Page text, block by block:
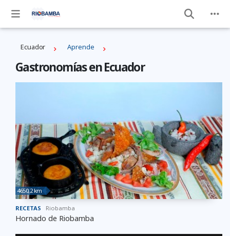
Ecuador Aprende
Gastronomías en Ecuador
4650,2 km
RECETAS Riobamba
Hornado de Riobamba